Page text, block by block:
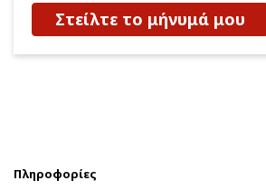
Στείλτε το μήνυμά μου
Πληροφορίες